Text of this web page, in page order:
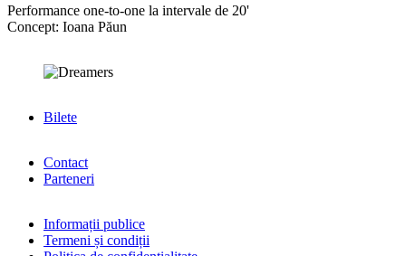
Performance one-to-one la intervale de 20'
Concept: Ioana Păun
Bilete
Contact
Parteneri
Informații publice
Termeni și condiții